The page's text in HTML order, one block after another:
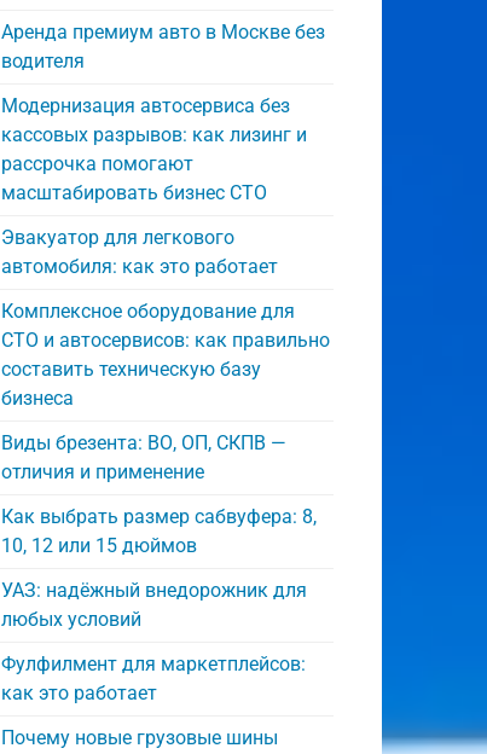
Аренда премиум авто в Москве без
водителя
Модернизация автосервиса без
кассовых разрывов: как лизинг и
рассрочка помогают
масштабировать бизнес СТО
Эвакуатор для легкового
автомобиля: как это работает
Комплексное оборудование для
СТО и автосервисов: как правильно
составить техническую базу
бизнеса
Виды брезента: ВО, ОП, СКПВ —
отличия и применение
Как выбрать размер сабвуфера: 8,
10, 12 или 15 дюймов
УАЗ: надёжный внедорожник для
любых условий
Фулфилмент для маркетплейсов:
как это работает
Почему новые грузовые шины